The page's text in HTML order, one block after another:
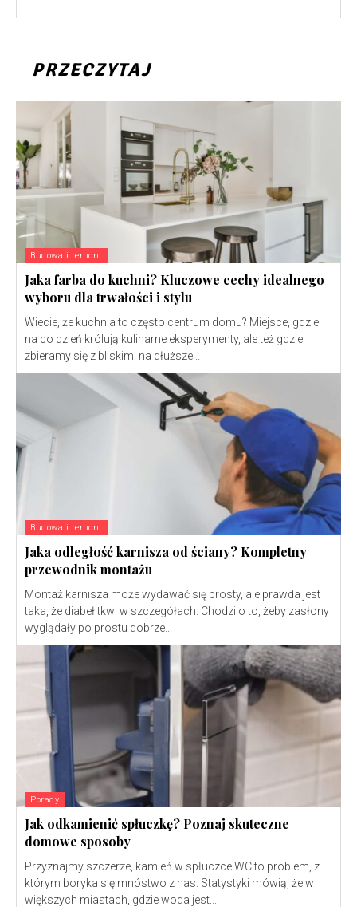
PRZECZYTAJ
Budowa i remont
Jaka farba do kuchni? Kluczowe cechy idealnego
wyboru dla trwałości i stylu
Wiecie, że kuchnia to często centrum domu? Miejsce, gdzie
na co dzień królują kulinarne eksperymenty, ale też gdzie
zbieramy się z bliskimi na dłuższe...
Budowa i remont
Jaka odległość karnisza od ściany? Kompletny
przewodnik montażu
Montaż karnisza może wydawać się prosty, ale prawda jest
taka, że diabeł tkwi w szczegółach. Chodzi o to, żeby zasłony
wyglądały po prostu dobrze...
Porady
Jak odkamienić spłuczkę? Poznaj skuteczne
domowe sposoby
Przyznajmy szczerze, kamień w spłuczce WC to problem, z
którym boryka się mnóstwo z nas. Statystyki mówią, że w
większych miastach, gdzie woda jest...